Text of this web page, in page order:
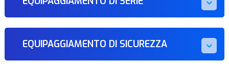
EQUIPAGGIAMENTO DI SICUREZZA